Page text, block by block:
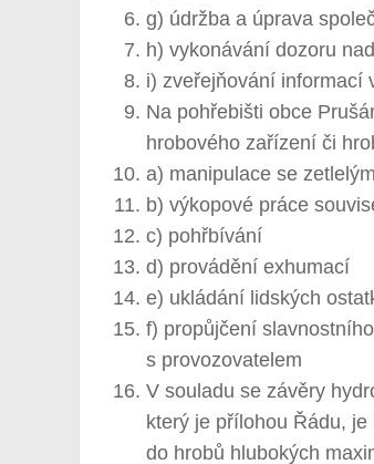
g) údržba a úprava
h) vykonávání dozoru
i) zveřejňování informací
Na pohřebišti obce
hrobového zařízení či
a) manipulace se
b) výkopové práce
c) pohřbívání
d) provádění exhumací
e) ukládání lidských
f) propůjčení
s provozovatelem
V souladu se závěry
který je přílohou Řádu,
do hrobů hlubokých